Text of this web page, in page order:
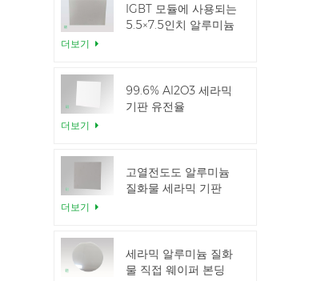
IGBT 모듈에 사용되는
5.5×7.5인치 알루미늄
더보기
99.6% Al2O3 세라믹
기판 유전율
더보기
고열전도도 알루미늄
질화물 세라믹 기판
더보기
세라믹 알루미늄 질화
물 직접 웨이퍼 본딩